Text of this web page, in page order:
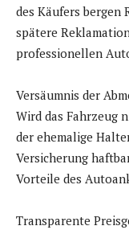
des Käufers bergen
spätere
professionellen
Versäumnis der
Wird das Fahrzeug
der ehemalige
Versicherung
Vorteile des
Transparente